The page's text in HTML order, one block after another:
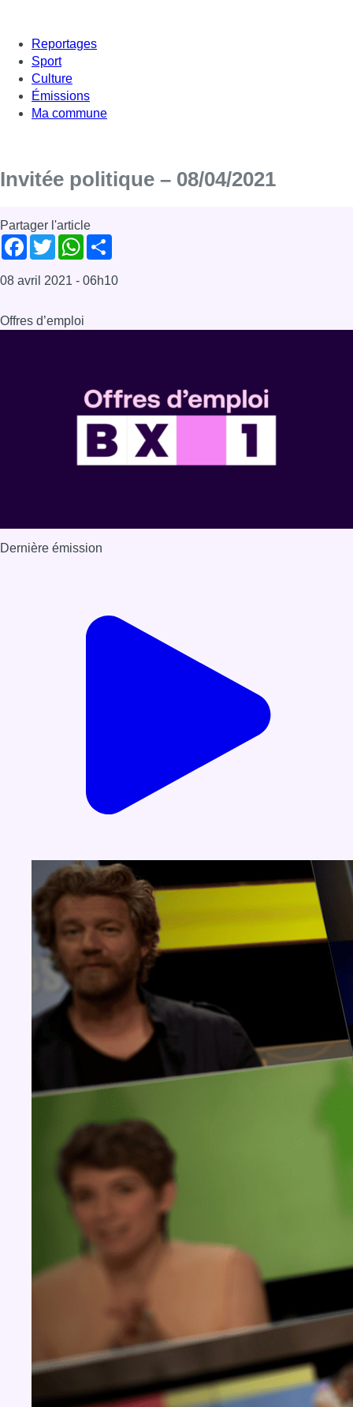
Reportages
Sport
Culture
Émissions
Ma commune
Invitée politique – 08/04/2021
Partager l'article
Facebook
TwitterWhatsApp
08 avril 2021 - 06h10
Offres d’emploi
Dernière émission